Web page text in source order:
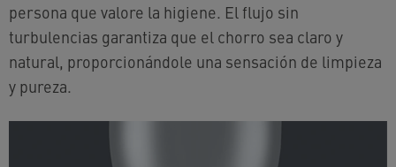
persona que valore la higiene. El flujo sin
turbulencias garantiza que el chorro sea claro y
natural, proporcionándole una sensación de limpieza
y pureza.